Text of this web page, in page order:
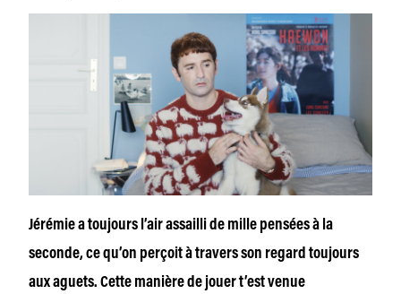
Jérémie a toujours l’air assailli de mille pensées à la
seconde, ce qu’on perçoit à travers son regard toujours
aux aguets. Cette manière de jouer t’est venue